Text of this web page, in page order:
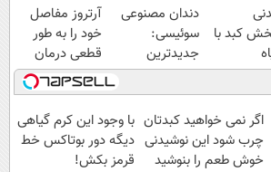
کبد با
تا
دندان مصنوعی
سوئیسی:
جدیدترین
فناوری اروپا،
سبک و مقاوم |
پرداخت قسطی
آرتروز مفاصل
خود را به طور
قطعی درمان
کنید!
◗پرسش‌نامه◖
اگر نمی خواهید کبدتان
چرب شود این نوشیدنی
خوش طعم را بنوشید
با وجود این کرم گیاهی
دیگه دور بوتاکس خط
قرمز بکش!